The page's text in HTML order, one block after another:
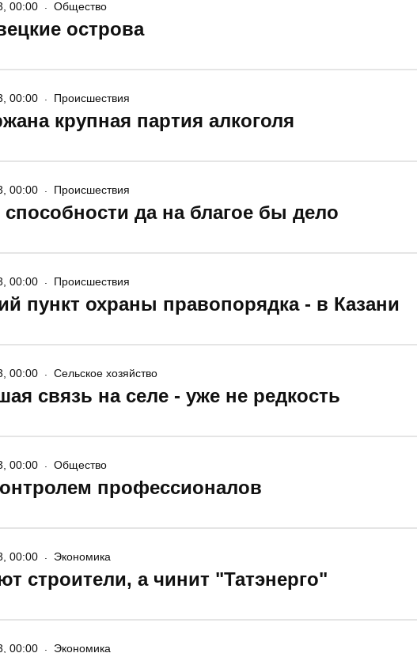
острова
00:00 Общество
крупная партия алкоголя
00:00 Происшествия
способности да на благое бы дело
00:00 Происшествия
пункт охраны правопорядка - в Казани
00:00 Происшествия
связь на селе - уже не редкость
00:00 Сельское хозяйство
профессионалов
00:00 Общество
строители, а чинит "Татэнерго"
00:00 Экономика
00:00 Экономика